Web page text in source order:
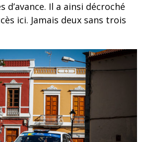
d’avance. Il a ainsi décroché
ici. Jamais deux sans trois